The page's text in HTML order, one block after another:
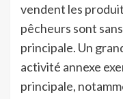
vendent les
pêcheurs sont
principale. Un
activité annexe
principale,